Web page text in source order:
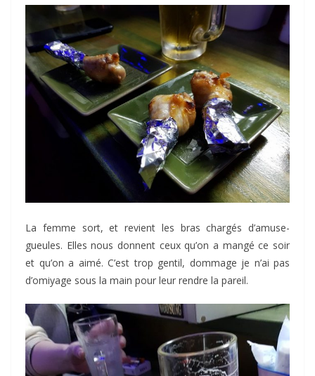
La femme sort, et revient les bras chargés d’amuse-
gueules. Elles nous donnent ceux qu’on a mangé ce soir
et qu’on a aimé. C’est trop gentil, dommage je n’ai pas
d’omiyage sous la main pour leur rendre la pareil.